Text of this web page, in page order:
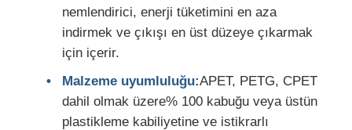
nemlendirici, enerji tüketimini en aza
indirmek ve çıkışı en üst düzeye çıkarmak
için içerir.
Malzeme uyumluluğu:APET, PETG, CPET
dahil olmak üzere% 100 kabuğu veya üstün
plastikleme kabiliyetine ve istikrarlı